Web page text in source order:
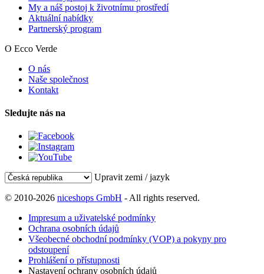
My a náš postoj k životnímu prostředí
Aktuální nabídky
Partnerský program
O Ecco Verde
O nás
Naše společnost
Kontakt
Sledujte nás na
Upravit zemi / jazyk
© 2010-2026 niceshops GmbH - All rights reserved.
Impresum a uživatelské podmínky
Ochrana osobních údajů
Všeobecné obchodní podmínky (VOP) a pokyny pro
odstoupení
Prohlášení o přístupnosti
Nastavení ochrany osobních údajů